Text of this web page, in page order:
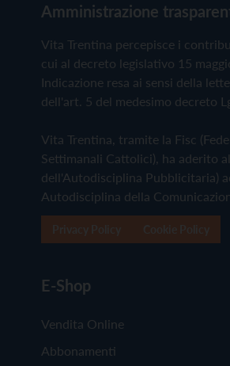
Amministrazione
Vita Trentina percepisce i
cui al decreto legislativo 15
Indicazione resa ai sensi della
dell'art. 5 del medesimo decreto
Vita Trentina, tramite la Fisc
Settimanali Cattolici), ha aderito
dell'Autodisciplina Pubblicitaria)
Autodisciplina della
E-Shop
Vendita Online
Abbonamenti